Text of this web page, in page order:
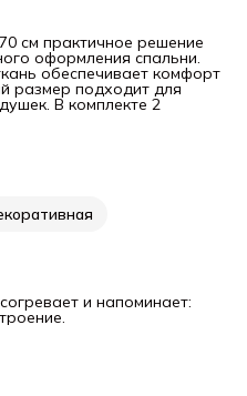
см практичное решение
оформления спальни.
обеспечивает комфорт
размер подходит для
В комплекте 2
и напоминает: